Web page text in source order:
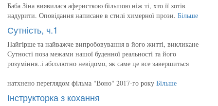
Баба Зіна виявилася аферисткою більшою ніж ті, хто її хотів
надурити. Оповідання написане в стилі химерної прози. Більше
Сутність, ч.1
Найгірше та найважче випробовування в його житті, викликане
Сутності поза межами нашої буденної реальності та його
розуміння..і абсолютно невідомо, як саме це все завершиться
натхнено переглядом фільма "Воно" 2017-го року Більше
Інструкторка з кохання